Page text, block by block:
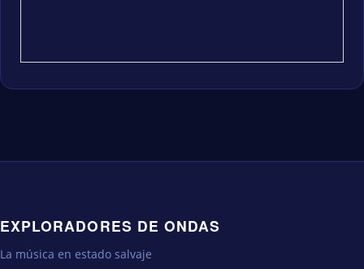
EXPLORADORES DE ONDAS
La música en estado salvaje